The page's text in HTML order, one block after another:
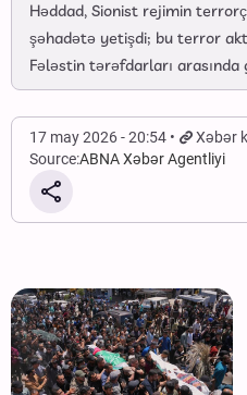
Həddad, Sionist rejimin
şəhadətə yetişdi; bu terror
Fələstin tərəfdarları
17 may 2026 - 20:54
Xəbər
Source:ABNA Xəbər Agentliyi